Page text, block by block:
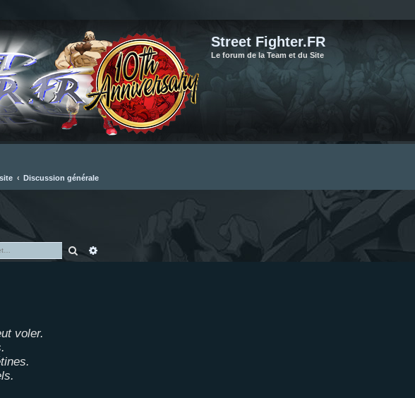
Street Fighter.FR
Le forum de la Team et du Site
Discussion générale
Rechercher
voler.